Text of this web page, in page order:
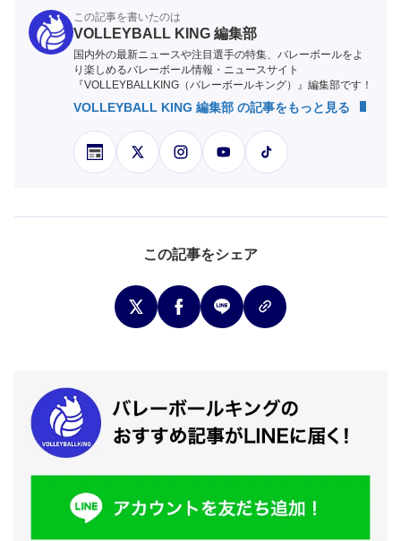
この記事を書いたのは
VOLLEYBALL KING 編集部
国内外の最新ニュースや注目選手の特集、バレーボールをよ
り楽しめるバレーボール情報・ニュースサイト
『VOLLEYBALLKING（バレーボールキング）』編集部です！
VOLLEYBALL KING 編集部 の記事をもっと見る
この記事をシェア